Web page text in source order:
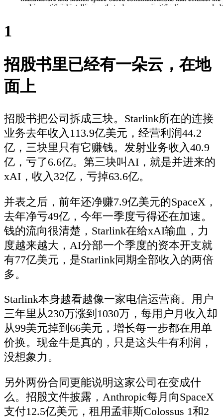
1
招股书里已经有一朵云，在地
面上
招股书把公司拆成三块。Starlink所在的连接
业务去年收入113.9亿美元，经营利润44.2
亿，三块里只有它赚钱。发射业务收入40.9
亿，亏了6.6亿。第三块叫AI，就是并进来的
xAI，收入32亿，亏掉63.6亿。
并表之后，前年还净赚7.9亿美元的SpaceX，
去年净亏49亿，今年一季度亏得还在加速。
钱的流向很清楚，Starlink在给xAI输血，力
度越来越大，AI分部一个季度的资本开支就
有77亿美元，是Starlink同期全部收入的两倍
多。
Starlink本身越看越像一家电信运营商。用户
三年里从230万涨到1030万，每用户月收入却
从99美元掉到66美元，增长每一步都在用单
价换。现金牛是真的，只是这头牛有利润，
没想象力。
另外两份合同更能说明这家公司在变成什
么。招股文件披露，Anthropic每月向SpaceX
支付12.5亿美元，租用孟菲斯Colossus 1和2